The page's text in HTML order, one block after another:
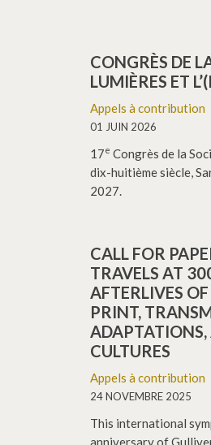
CONGRÈS DE
LUMIÈRES ET
Appels à contribution
01 JUIN 2026
17e Congrès de la
dix-huitième siècle,
2027.
CALL FOR
TRAVELS AT
AFTERLIVES
PRINT,
CULTURES
Appels à contribution
24 NOVEMBRE 2025
This international
anniversary of